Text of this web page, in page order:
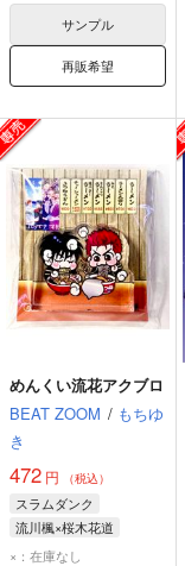
サンプル
再販希望
めんくい流花アクブロ
BEAT ZOOM / もちゆ
き
472 円 （税込）
スラムダンク
流川楓×桜木花道
流川楓
桜木花道
×：在庫なし